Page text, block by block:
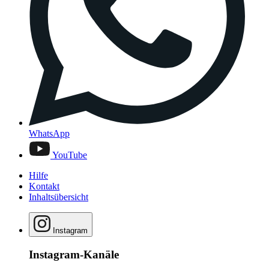
WhatsApp
YouTube
Hilfe
Kontakt
Inhaltsübersicht
Instagram
Instagram-Kanäle